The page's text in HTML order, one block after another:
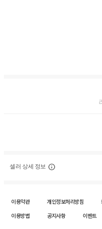
셀러 상세 정보
이용약관 개인정보처리방침
이용방법
공지사항 이벤트